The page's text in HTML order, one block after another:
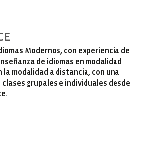
Modernos, con experiencia de
de idiomas en modalidad
la modalidad a distancia, con una
clases grupales e individuales desde